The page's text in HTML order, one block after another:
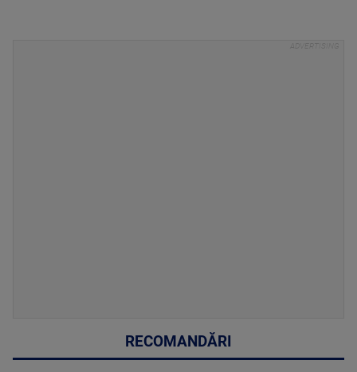
RECOMANDĂRI